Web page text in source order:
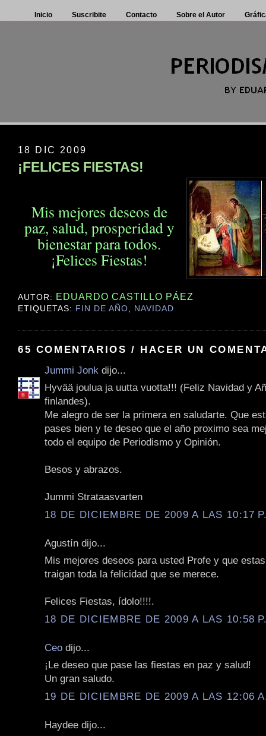
Inicio Suscribite Contacto Sobre el Autor
18 DIC 2009
¡FELICES FIESTAS!
Mis mejores deseos de
paz, salud, prosperidady
bienestar para todos.
¡Felices Fiestas!
AUTOR: EDUARDO CASTILLO PÁEZ
ETIQUETAS: FIN DE AÑO, NAVIDAD
65 COMENTARIOS / HACER UN
Jummi Jonk dijo...
Hyvää joulua ja uutta vuotta!!! (Feliz Navidad y
finlandes).
Me alegro de ser la primera en saludarte. Que
pases bien y te deseo que el año proximo sea
todo el equipo de Periodismo y Opinión.
Besos y abrazos.
Jummi Strataasvarten
18 DE DICIEMBRE DE 2009 A LAS 10:17
Agustín dijo...
Mis mejores deseos para usted Profe y que
traigan toda la felicidad que se merece.
Felices Fiestas, ídolo!!!!.
18 DE DICIEMBRE DE 2009 A LAS 10:58
Ceo dijo...
¡Le deseo que pase las fiestas en paz y salud!
Un gran saludo.
19 DE DICIEMBRE DE 2009 A LAS 12:06
Haydee dijo...